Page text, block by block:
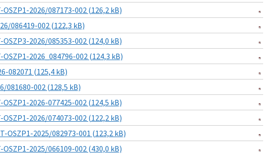
2026/087173-002 (126,2 kB)
086419-002 (122,3 kB)
2026/085353-002 (124,0 kB)
2026_084796-002 (124,3 kB)
082071 (125,4 kB)
081680-002 (128,5 kB)
2026-077425-002 (124,5 kB)
2026/074073-002 (122,2 kB)
OSZP1-2025/082973-001 (123,2 kB)
2025/066109-002 (430,0 kB)